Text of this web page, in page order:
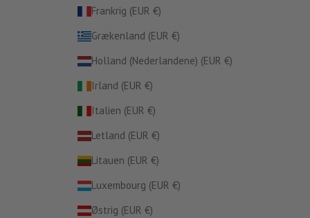
Frankrig (EUR €)
Grækenland (EUR €)
Holland (Nederlandene) (EUR €)
Irland (EUR €)
Italien (EUR €)
Letland (EUR €)
Litauen (EUR €)
Luxembourg (EUR €)
Østrig (EUR €)